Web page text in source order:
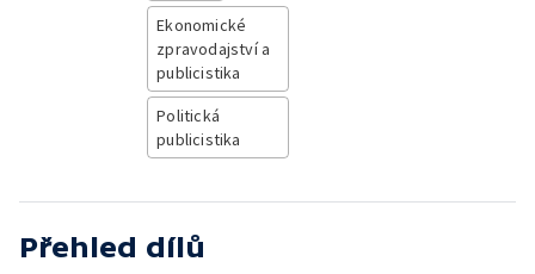
Ekonomické
zpravodajství a
publicistika
Politická
publicistika
Přehled dílů